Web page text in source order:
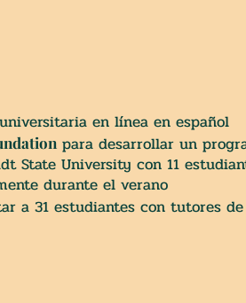
en línea en español
para desarrollar un
State University con 11
durante el verano
a 31 estudiantes con tutores